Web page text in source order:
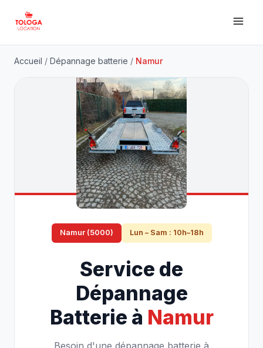
Accueil / Dépannage batterie / Namur
Namur (5000) Lun – Sam : 10h–18h
Service de
Dépannage
Batterie à Namur
Besoin d'une dépannage batterie à